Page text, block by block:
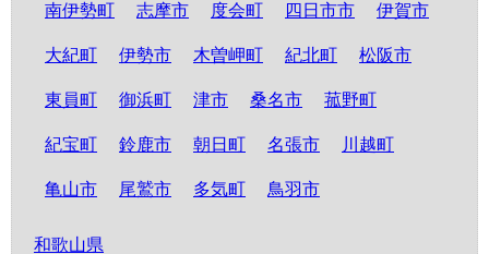
南伊勢町 志摩市 度会町 四日市市 伊賀市
大紀町 伊勢市 木曽岬町 紀北町 松阪市
東員町 御浜町 津市 桑名市 菰野町
紀宝町 鈴鹿市 朝日町 名張市 川越町
亀山市 尾鷲市 多気町 鳥羽市
和歌山県